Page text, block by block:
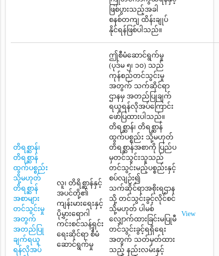
ဖြစ်ပွားသည့်အခါ
စနစ်တကျ ထိန်းချုပ်
နိုင်ရန်ဖြစ်ပါသည်။
တိရစ္ဆာန်၊
တိရစ္ဆာန်
ထွက်ပစ္စည်း
သို့မဟုတ်
တိရစ္ဆာန်
အစာများ
တင်သွင်းမှု
အတွက်
အတည်ပြု
ချက်ရယူ
ရန်လိုအပ်
လူ၊ တိရိစ္ဆာန်နှင့်
အပင်တို့၏
ကျန်းမားရေးနှင့်
ပိုမွှားရောဂါ
ကင်းစင်သန့်ရှင်း
ရေးဆိုင်ရာ စီမံ
ဆောင်ရွက်မှု
ဤစီမံဆောင်ရွက်မှု
(ပုဒ်မ ၅၊ ၁၀) သည်
ကုန်စည်တင်သွင်းမှု
အတွက် သက်ဆိုင်ရာ
ဌာနမှ အတည်ပြုချက်
ရယူရန်လိုအပ်ကြောင်း
ဖော်ပြထားပါသည်။
တိရစ္ဆာန်၊ တိရစ္ဆာန်
ထွက်ပစ္စည်း သို့မဟုတ်
တိရစ္ဆာန်အစာကို ပြည်ပ
မှတင်သွင်းသူသည်
တင်သွင်းမည့်ပစ္စည်းနှင့်
စပ်လျဉ်း၍
သက်ဆိုင်ရာအစိုးရဌာန
သို့ တင်သွင်းခွင့်လိုင်စင်
သို့မဟုတ် ပါမစ်
လျှောက်ထားခြင်းမပြုမီ
တင်သွင်းခွင့်ရရှိရေး
အတွက် သတ်မှတ်ထား
သည့် နည်းလမ်းနှင့်
View